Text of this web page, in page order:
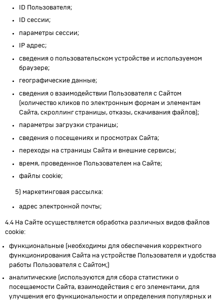
ID Пользователя;
ID сессии;
параметры сессии;
IP адрес;
сведения о пользовательском устройстве и используемом
браузере;
географические данные;
сведения о взаимодействии Пользователя с Сайтом
(количество кликов по электронным формам и элементам
Сайта, скроллинг страницы, отказы, скачивания файлов);
параметры загрузки страницы;
сведения о посещениях и просмотрах Сайта;
переходы на страницы Сайта и внешние сервисы;
время, проведенное Пользователем на Сайте;
файлы cookie;
5) маркетинговая рассылка:
адрес электронной почты;
4.4 На Сайте осуществляется обработка различных видов файлов
cookie:
функциональные (необходимы для обеспечения корректного
функционирования Сайта на устройстве Пользователя и удобства
работы Пользователя с Сайтом;)
аналитические (используются для сбора статистики о
посещаемости Сайта, взаимодействия с его элементами, для
улучшения его функциональности и определения популярных и